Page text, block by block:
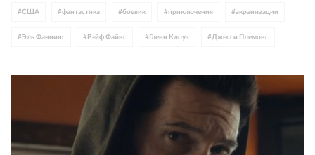
#США #фантастика #боевик #приключения #экранизации
#Эль Фаннинг # Рэйф Файнс # Гленн Клоуз # Джесси Племонс
трейлер Lionsgate